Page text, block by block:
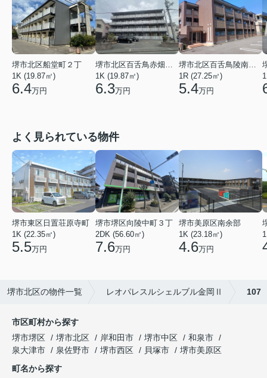
堺市北区船堂町２丁
1K (19.87㎡)
6.4万円
1K (19.87㎡)
6.3万円
堺市北区百舌鳥陵南町３丁
1R (27.25㎡)
5.4万円
よく見られている物件
堺市東区日置荘原寺町
1K (22.35㎡)
5.5万円
堺市堺区向陵中町３丁
2DK (56.60㎡)
7.6万円
堺市美原区南余部
1K (23.18㎡)
4.6万円
堺市北区の物件一覧 レオパレスルシェルブル金岡Ⅱ 107
市区町村から探す
堺市堺区
堺市北区 岸和田市 堺市中区
和泉市
泉大津市
泉佐野市 堺市西区 貝塚市
堺市美原区
町名から探す